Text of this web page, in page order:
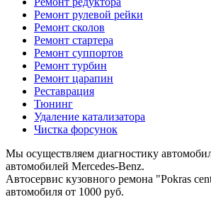
Ремонт рулевой рейки
Ремонт сколов
Ремонт стартера
Ремонт суппортов
Ремонт турбин
Ремонт царапин
Реставрация
Тюнинг
Удаление катализатора
Чистка форсунок
Мы осуществляем диагностику
автомобилей Mercedes-Benz.
Автосервис кузовного ремона "Pokras
автомобиля от 1000 руб.